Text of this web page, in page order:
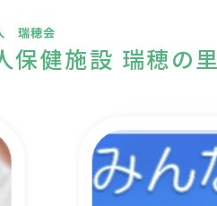
保健施設 瑞穂の里